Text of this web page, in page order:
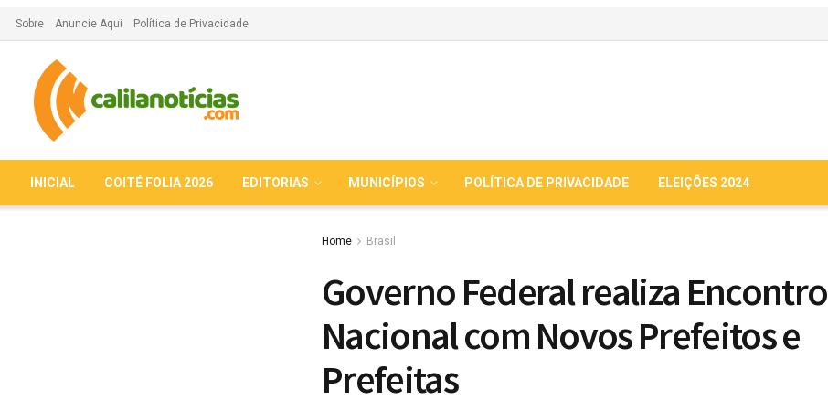
Sobre Anuncie Aqui Política de Privacidade
INICIAL COITÉ FOLIA 2026 EDITORIAS MUNICÍPIOS POLÍTICA DE PRIVACIDADE ELEIÇÕES 2024
Home Brasil
Governo Federal realiza Encontro
Nacional com Novos Prefeitos e
Prefeitas